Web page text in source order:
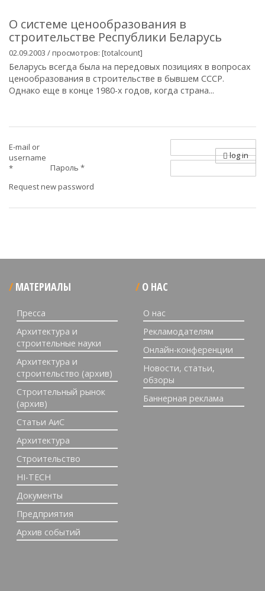
О системе ценообразования в
строительстве Республики Беларусь
02.09.2003 / просмотров: [totalcount]
Беларусь всегда была на передовых позициях в вопросах
ценообразования в строительстве в бывшем СССР.
Однако еще в конце 1980-х годов, когда страна...
E-mail or
username
*
Пароль *
Request new password
log in
МАТЕРИАЛЫ
Пресса
Архитектура и
строительные науки
Архитектура и
строительство (архив)
Строительный рынок
(архив)
Статьи АиС
Архитектура
Строительство
HI-TECH
Документы
Предприятия
Архив событий
О НАС
О нас
Рекламодателям
Онлайн-конференции
Новости, статьи,
обзоры
Баннерная реклама